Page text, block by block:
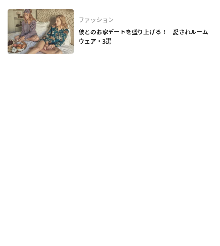
ファッション
彼とのお家デートを盛り上げる！ 愛されルーム
ウェア・3選